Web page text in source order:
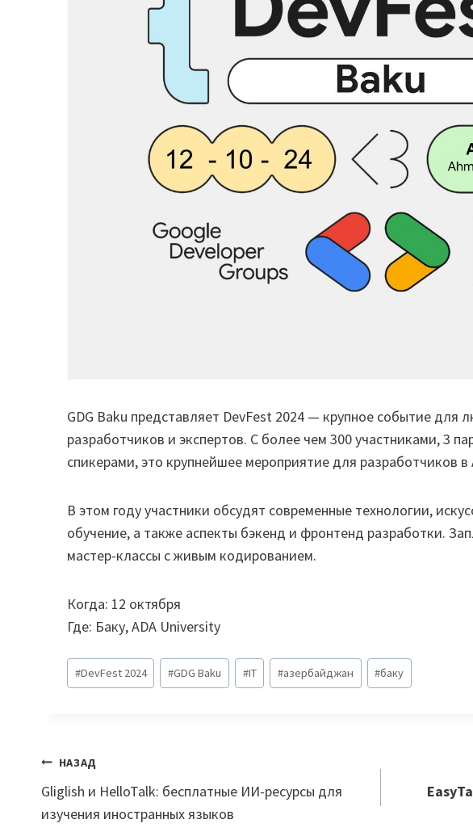
GDG Baku представляет DevFest 2024 — крупное событие для
разработчиков и экспертов. С более чем 300 участниками, 3
спикерами, это крупнейшее мероприятие для разработчиков
В этом году участники обсудят современные технологии,
обучение, а также аспекты бэкенд и фронтенд разработки.
мастер-классы с живым кодированием.
Когда: 12 октября
Где: Баку, ADA University
Метки
записи:
#DevFest 2024 #GDG Baku #IT #азербайджан #баку
Навигация
по
НАЗАД
Gliglish и HelloTalk: бесплатные ИИ-ресурсы для
изучения иностранных языков